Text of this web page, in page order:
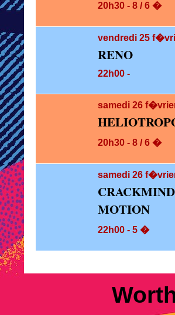
20h30 - 8 / 6 �
vendredi 25
RENO
22h00 -
samedi 26
20h30 - 8 / 6 �
samedi 26
MOTION
22h00 - 5 �